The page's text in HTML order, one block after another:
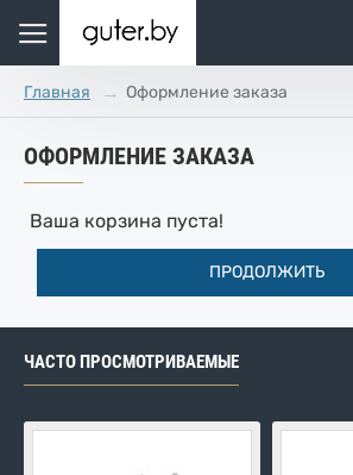
Главная Оформление заказа
ОФОРМЛЕНИЕ ЗАКАЗА
Ваша корзина пуста!
ПРОДОЛЖИТЬ
ЧАСТО ПРОСМОТРИВАЕМЫЕ